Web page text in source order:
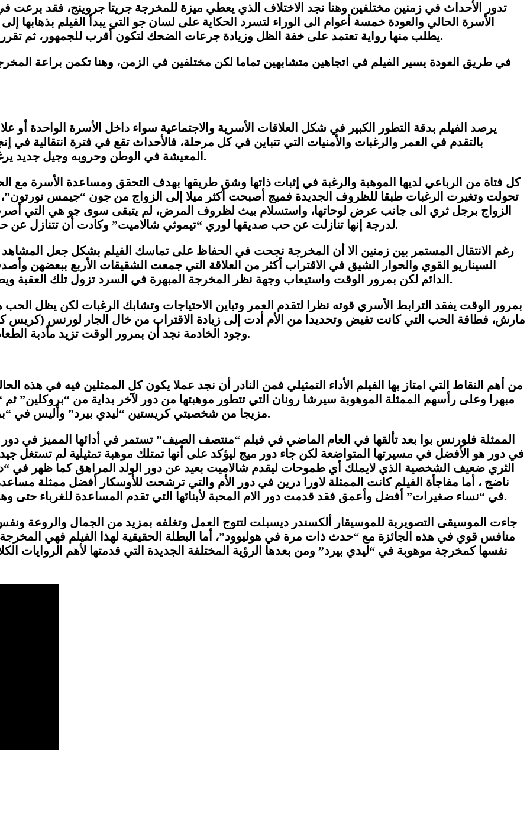
تدور الأحداث في زمنين مختلفين وهنا نجد الاختلاف الذي يعطي ميزة للمخرجة جريتا جروينج، فقد
الأسرة الحالي والعودة خمسة أعوام الى الوراء لتسرد الحكاية على لسان جو التي يبدأ الفيلم بذهابها
يطلب منها رواية تعتمد على خفة الظل وزيادة جرعات الضحك لتكون أقرب للجمهور، ثم تقرر جو العودة للوطن بعد معرفتها بمرض شقيقتها الصغرى.
في طريق العودة يسير الفيلم في اتجاهين متشابهين تماما لكن مختلفين في الزمن، وهنا تكمن براعة
يرصد الفيلم بدقة التطور الكبير في شكل العلاقات الأسرية والاجتماعية سواء داخل الأسرة الواحدة أو
بالتقدم في العمر والرغبات والأمنيات التي تتباين في كل مرحلة، فالأحداث تقع في فترة انتقالية في
المعيشة في الوطن وحروبه وجيل جديد يرغب في التمرد وإثبات نفسه وفرض موهبته على الجميع.
كل فتاة من الرباعي لديها الموهبة والرغبة في إثبات ذاتها وشق طريقها بهدف التحقق ومساعدة الأسرة
تحولت وتغيرت الرغبات طبقا للظروف الجديدة فميج أصبحت أكثر ميلا إلى الزواج من جون “جيمس نورتون”،
الزواج برجل ثري الى جانب عرض لوحاتها، واستسلام بيث لظروف المرض، لم يتبقى سوى جو هي التي
لدرجة إنها تنازلت عن حب صديقها لوري “تيموثي شالاميت” وكادت أن تتنازل عن.
رغم الانتقال المستمر بين زمنين الا أن المخرجة نجحت في الحفاظ على تماسك الفيلم بشكل جعل
السيناريو القوي والحوار الشيق في الاقتراب أكثر من العلاقة التي جمعت الشقيقات الأربع ببعضهن
الدائم لكن بمرور الوقت واستيعاب وجهة نظر المخرجة المبهرة في السرد تزول تلك العقبة .
بمرور الوقت يفقد الترابط الأسري قوته نظرا لتقدم العمر وتباين الاحتياجات وتشابك الرغبات لكن يظل
مارش، فطاقة الحب التي كانت تفيض وتحديدا من الأم أدت إلى زيادة الاقتراب من خال الجار لورنس (كريس
وجود الخادمة نجد أن بمرور الوقت تزيد مأدبة الطعام لدى منزل مارش حتى انضم إليهم فريدرك في النهاية.
من أهم النقاط التي امتاز بها الفيلم الأداء التمثيلي فمن النادر أن نجد عملا يكون كل الممثلين فيه في هذه
مبهرا وعلى رأسهم الممثلة الموهوبة سيرشا رونان التي تتطور موهبتها من دور لآخر بداية من “بروكلين”
مزيجا من شخصيتي كريستين “ليدي بيرد” وأليس في “بروكلين” لكن الأداء في “نساء صغيرات” كان أكثر نضجا.
الممثلة فلورنس بوا بعد تألقها في العام الماضي في فيلم “منتصف الصيف” تستمر في أدائها المميز في
في دور هو الأفضل في مسيرتها المتواضعة لكن جاء دور ميج ليؤكد على أنها تمتلك موهبة تمثيلية لم تستغل
الثري ضعيف الشخصية الذي لايملك أي طموحات ليقدم شالاميت بعيد عن دور الولد المراهق كما ظهر
ناضج ، أما مفاجأة الفيلم كانت الممثلة لاورا درين في دور الأم والتي ترشحت للأوسكار أفضل ممثلة
في “نساء صغيرات” أفضل وأعمق فقد قدمت دور الام المحبة لأبنائها التي تقدم المساعدة للغرباء حتى.
جاءت الموسيقى التصويرية للموسيقار ألكسندر ديسبلت لتتوج العمل وتغلفه بمزيد من الجمال والروعة
منافس قوي في هذه الجائزة مع “حدث ذات مرة في هوليوود”، أما البطلة الحقيقية لهذا الفيلم فهي
نفسها كمخرجة موهوبة في “ليدي بيرد” ومن بعدها الرؤية المختلفة الجديدة التي قدمتها لأهم